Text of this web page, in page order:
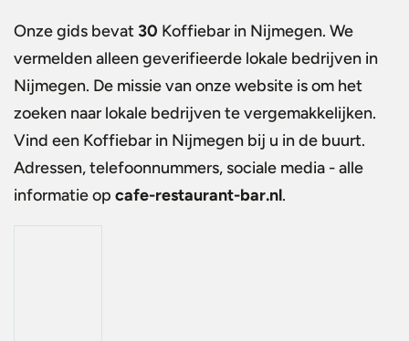
Onze gids bevat30 Koffiebar in Nijmegen. We
vermelden alleen geverifieerde lokale bedrijven in
Nijmegen. De missie van onze website is om het
zoeken naar lokale bedrijven te vergemakkelijken.
Vind een Koffiebar in Nijmegen bij u in de buurt.
Adressen, telefoonnummers, sociale media - alle
informatie op cafe-restaurant-bar.nl.